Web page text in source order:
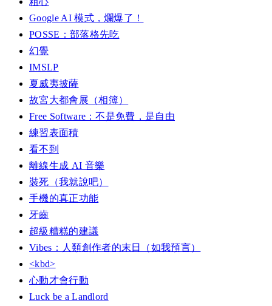
Google AI 模式，爛爆了！
POSSE：部落格先吃
幻覺
IMSLP
夏威夷披薩
故宮大都會展（相簿）
Free Software：不是免費，是自由
練習表面積
看不到
離線生成 AI 音樂
裝死（我就說吧）
手機的真正功能
牙齒
超級糟糕的建議
Vibes：人類創作者的末日（如我預言）
<kbd>
心動才會行動
Luck be a Landlord